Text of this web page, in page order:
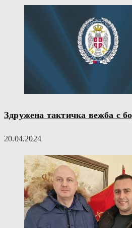
Здружена тактичка вежба с
20.04.2024